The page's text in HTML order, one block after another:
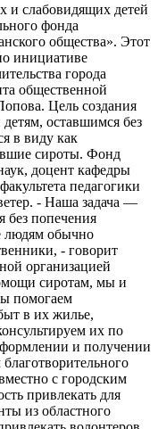
и слабовидящих детей
фонда
общества». Этот
инициативе
города
общественной
Цель создания
оставшимся без
в виду как
сироты. Фонд
доцент кафедры
педагогики
- Наша задача —
без попечения
людям обычно
- говорит
организацией
сиротам, мы и
помогаем
в их жилье,
их по
и получении
с городским
привлекать для
из областного